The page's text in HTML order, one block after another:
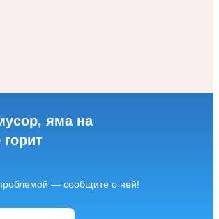
яма на
— сообщите о ней!